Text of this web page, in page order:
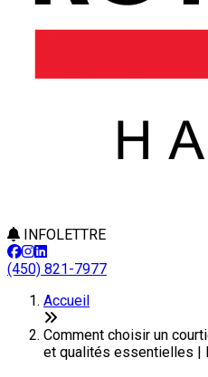
INFOLETTRE
(450) 821-7977
Accueil
Comment choisir un
et qualités essentielles |